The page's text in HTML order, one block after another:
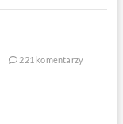
221 komentarzy